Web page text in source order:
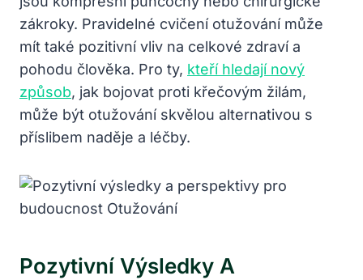
zákroky. Pravidelné cvičení otužování může
mít také pozitivní vliv na celkové zdraví a
pohodu člověka. Pro ty, kteří hledají nový
způsob, jak bojovat proti křečovým žilám,
může být otužování skvělou alternativou s
příslibem naděje a léčby.
Pozytivní Výsledky A